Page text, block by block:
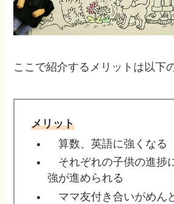
ここで紹介するメリットは以下
メリット
算数、英語に強くなる
それぞれの子供の進捗
強が進められる
ママ友付き合いがめん